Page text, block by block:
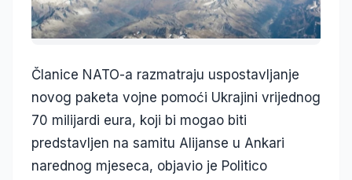
Članice NATO-a razmatraju uspostavljanje
novog paketa vojne pomoći Ukrajini vrijednog
70 milijardi eura, koji bi mogao biti
predstavljen na samitu Alijanse u Ankari
narednog mjeseca, objavio je Politico